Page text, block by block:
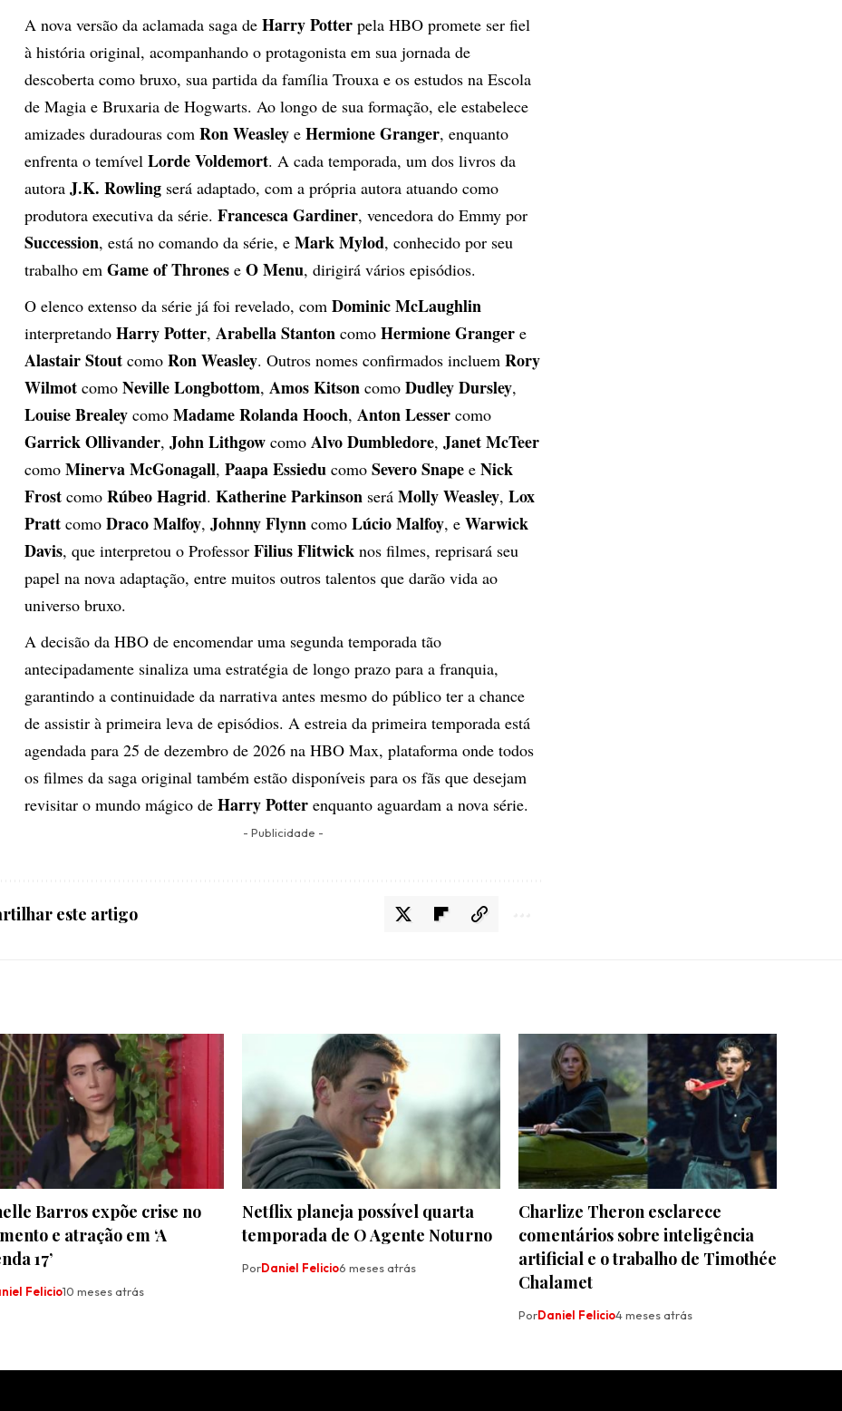
A nova versão da aclamada saga de Harry Potter pela HBO promete ser fiel
à história original, acompanhando o protagonista em sua jornada de
descoberta como bruxo, sua partida da família Trouxa e os estudos na Escola
de Magia e Bruxaria de Hogwarts. Ao longo de sua formação, ele estabelece
amizades duradouras com Ron Weasley e Hermione Granger, enquanto
enfrenta o temível Lorde Voldemort. A cada temporada, um dos livros da
autora J.K. Rowling será adaptado, com a própria autora atuando como
produtora executiva da série. Francesca Gardiner, vencedora do Emmy por
Succession, está no comando da série, e Mark Mylod, conhecido por seu
trabalho em Game of Thrones e O Menu, dirigirá vários episódios.
O elenco extenso da série já foi revelado, com Dominic McLaughlin
interpretando Harry Potter, Arabella Stanton como Hermione Granger e
Alastair Stout como Ron Weasley. Outros nomes confirmados incluem Rory
Wilmot como Neville Longbottom, Amos Kitson como Dudley Dursley,
Louise Brealey como Madame Rolanda Hooch, Anton Lesser como
Garrick Ollivander, John Lithgow como Alvo Dumbledore, Janet McTeer
como Minerva McGonagall, Paapa Essiedu como Severo Snape e Nick
Frost como Rúbeo Hagrid. Katherine Parkinson será Molly Weasley, Lox
Pratt como Draco Malfoy, Johnny Flynn como Lúcio Malfoy, e Warwick
Davis, que interpretou o Professor Filius Flitwick nos filmes, reprisará seu
papel na nova adaptação, entre muitos outros talentos que darão vida ao
universo bruxo.
A decisão da HBO de encomendar uma segunda temporada tão
antecipadamente sinaliza uma estratégia de longo prazo para a franquia,
garantindo a continuidade da narrativa antes mesmo do público ter a chance
de assistir à primeira leva de episódios. A estreia da primeira temporada está
agendada para 25 de dezembro de 2026 na HBO Max, plataforma onde todos
os filmes da saga original também estão disponíveis para os fãs que desejam
revisitar o mundo mágico de Harry Potter enquanto aguardam a nova série.
- Publicidade -
este artigo
Barros expõe crise no
e atração em ‘A
17’
Felicio10 meses atrás
Netflix planeja possível quarta
temporada de O Agente Noturno
PorDaniel Felicio6 meses atrás
Charlize Theron esclarece
comentários sobre inteligência
artificial e o trabalho de Timothée
Chalamet
PorDaniel Felicio4 meses atrás